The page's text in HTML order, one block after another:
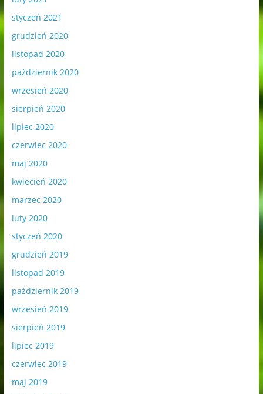
styczeń 2021
grudzień 2020
listopad 2020
październik 2020
wrzesień 2020
sierpień 2020
lipiec 2020
czerwiec 2020
maj 2020
kwiecień 2020
marzec 2020
luty 2020
styczeń 2020
grudzień 2019
listopad 2019
październik 2019
wrzesień 2019
sierpień 2019
lipiec 2019
czerwiec 2019
maj 2019